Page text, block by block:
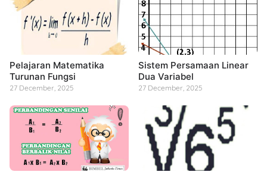
Pelajaran Matematika
Turunan Fungsi
27 December, 2025
Sistem Persamaan Linear
Dua Variabel
27 December, 2025